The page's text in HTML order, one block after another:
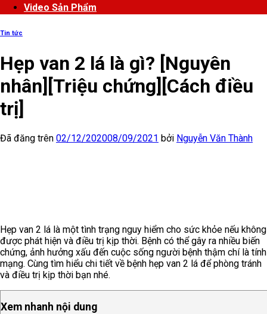
Video Sản Phẩm
Tin tức
Hẹp van 2 lá là gì? [Nguyên
nhân][Triệu chứng][Cách điều
trị]
Đã đăng trên 02/12/202008/09/2021 bởi Nguyễn Văn Thành
Hẹp van 2 lá là một tình trạng nguy hiểm cho sức khỏe nếu không
được phát hiện và điều trị kịp thời. Bệnh có thể gây ra nhiều biến
chứng, ảnh hưởng xấu đến cuộc sống người bệnh thậm chí là tính
mạng. Cùng tìm hiểu chi tiết về bệnh hẹp van 2 lá để phòng tránh
và điều trị kịp thời bạn nhé.
Xem nhanh nội dung